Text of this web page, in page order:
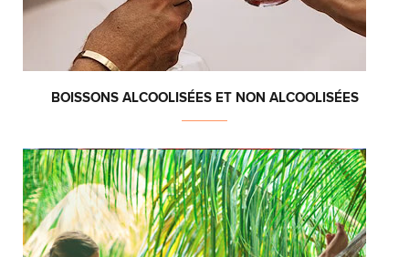
BOISSONS ALCOOLISÉES ET NON ALCOOLISÉES